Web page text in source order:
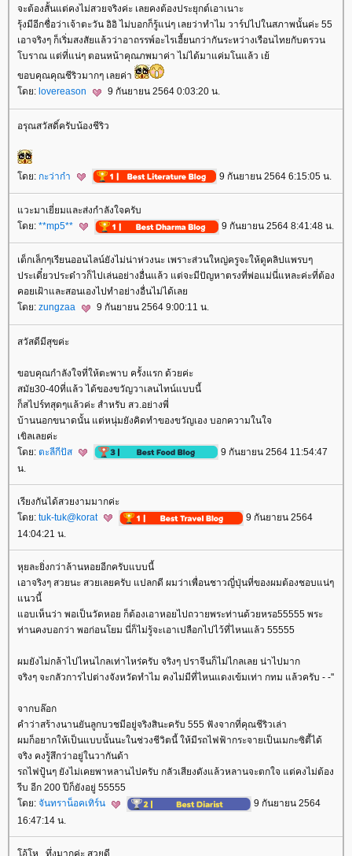
จะต้องสั้นแต่คงไม่สวยจริงค่ะ เลยคงต้องประยุกต์เอาเนาะ
รุ้งมีอีกชื่อว่าเจ้าตะวัน อิอิ ไม่บอกก็รู้แน่ๆ เลยว่าทำไม วาร์ปไปในสภาพนั้นค่ะ 55
เอาจริงๆ ก็เริ่มสงสัยแล้วว่าอาถรรพ์อะไรเฮี้ยนกว่ากันระหว่างเรือนไทยกับตรวน
บราณ แต่ที่แน่ๆ ตอนหน้าคุณภพมาค่า ไม่ได้มาแค่มโนแล้ว เย้
ขอบคุณคุณชีริวมากๆ เลยค่า
ดย: lovereason 9 กันยายน 2564 0:03:20 น.
อรุณสวัสดิ์ครับน้องชีริว
ดย: กะว่าก๋า 9 กันยายน 2564 6:15:05 น.
วะมาเยี่ยมและส่งกำลังใจครับ
ดย: **mp5** 9 กันยายน 2564 8:41:48 น.
เด็กเล็กๆเรียนออนไลน์ยังไม่น่าห่วงนะ เพราะส่วนใหญ่ครูจะให้ดูคลิปแพรบๆ
ประเดี๋ยวประด๋าวก็ไปเล่นอย่างอื่นแล้ว แต่จะมีปัญหาตรงที่พ่อแม่นี่แหละค่ะที่ต้อง
คอยเฝ้าและสอนเองไปทำอย่างอื่นไม่ได้เล
ดย: zungzaa 9 กันยายน 2564 9:00:11 น.
สวัสดีมีสุขค่ะ
ขอบคุณกำลังใจที่ให้ตะพาบ ครั้งแรก ด้วยค่ะ
สมัย30-40ที่แล้ว ได้ของขวัญวาเลนไทน์แบบนี้
ก็สไปร์ทสุดๆแล้วค่ะ สำหรับ สว.อย่างพี่
บ้านนอกขนาดนั้น แต่หนุ่มยังคิดทำของขวัญเอง บอกความในใจ
เขิลเลยค่ะ
ดย: ตะลีกีปัส
9 กันยายน 2564 11:54:47
น.
เรียงกันได้สวยงามมากค่ะ
ดย: tuk-tuk@korat
9 กันยายน 2564
14:04:21 น.
หุยละยิ่งกว่าล้านหอยอีกครับแบบนี้
เอาจริงๆ สวยนะ สวยเลยครับ แปลกดี ผมว่าเพื่อนชาวญี่ปุ่นที่ของผมต้องชอบแน่ๆ
นวนี้
อบเห็นว่า พอเป็นวัดหอย ก็ต้องเอาหอยไปถวายพระท่านด้วยหรอ55555 พระ
ท่านคงบอกว่า พอก่อนโยม นี่ก็ไม่รู้จะเอาเปลือกไปไว้ที่ไหนแล้ว 55555
ผมยังไม่กล้าไปไหนไกลเท่าไหร่ครับ จริงๆ ปราจีนก็ไม่ไกลเลย น่าไปมาก
จริงๆ จะกลัวการไปต่างจังหวัดทำไม คงไม่มีที่ไหนแดงเข้มเท่า กทม แล้วครับ - -''
จากบล๊อก
คำว่าสร้างนานยันลูกบวชมีอยู่จริงสินะครับ 555 ฟังจากที่คุณชีริวเล่า
ผมก็อยากให้เป็นแบบนั้นนะในช่วงชีวิตนี้ ให้มีรถไฟฟ้ากระจายเป็นเมกะซิตี้ได้
จริง คงรู้สึกว่าอยู่ในวากันด้า
รถไฟปู้นๆ ยังไม่เคยพาหลานไปครับ กลัวเสียงดังแล้วหลานจะตกใจ แต่คงไม่ต้อง
รีบ อีก 200 ปีก็ยังอยู่ 55555
ดย: จันทราน็อคเทิร์น
9 กันยายน 2564
16:47:14 น.
อ้โห...ทึ่งมากค่ะ สวยดี